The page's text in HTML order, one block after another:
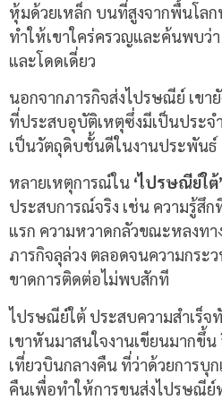
หุ้มด้วยเหล็ก บนที่สูงจากพื้นโล
ทำให้เขาใคร่ครวญและค้นพบ
และโดดเดี่ยว
นอกจากภารกิจส่งไปรษณีย์ เข
ที่ประสบอุบัติเหตุซึ่งมีเป็นประจ
เป็นวัตถุดิบชั้นดีในงานประพันธ์
หลายเหตุการณ์ใน ‘ไปรษณีย์ใต้’
ประสบการณ์จริง เช่น ความรู้สึ
แรก ความหวาดกลัวขณะหลงท
ภารกิจลุล่วง ตลอดจนความกระ
ขาดการติดต่อไม่พบสักที
ไปรษณีย์ใต้ ประสบความสำเร็จ
เขาหันมาสนใจงานเขียนมากขึ้
เที่ยวบินกลางคืน ที่ว่าด้วยการบุก
คืนเพื่อทำให้การขนส่งไปรษณีย์ท